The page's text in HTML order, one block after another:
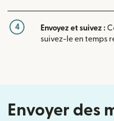
4 Envoyez et suivez :
suivez-le en temps
Envoyer des